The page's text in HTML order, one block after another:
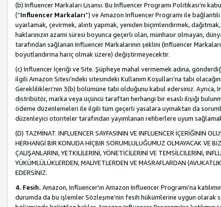
(b) Influencer Markaları Lisansı. Bu Influencer Programı Politikası’nı
(“Influencer Markaları”) ve Amazon Influencer Programı ile
uyarlamak, çevirmek, alıntı yapmak, yeniden biçimlendirmek,
haklarınızın azami süresi boyunca geçerli olan, münhasır olmayan,
tarafından sağlanan Influencer Markalarının şeklini (Influencer
boyutlandırma hariç olmak üzere) değiştirmeyecektir.
(c) Influencer İçeriği ve Site. Şüpheye mahal vermemek adına,
ilgili Amazon Sitesi’ndeki sitesindeki Kullanım Koşulları’na tabi
Gereklilikleri’nin 3(b) bölümüne tabi olduğunu kabul edersiniz. Ayrıca,
distribütör, marka veya üçüncü taraftan herhangi bir esaslı ilişiği
ödeme düzenlemeleri ile ilgili tüm geçerli yasalara uymaktan da
düzenleyici otoriteler tarafından yayımlanan rehberlere uyum
(D) TAZMİNAT. INFLUENCER SAYFASININ VE INFLUENCER İÇERİĞİNİN
HERHANGİ BİR KONUDA HİÇBİR SORUMLULUĞUMUZ OLMAYACAK VE
ÇALIŞANLARINI, YETKİLİLERİNİ, YÖNETİCİLERİNİ VE TEMSİLCİLERİNİ,
YÜKÜMLÜLÜKLERDEN, MALİYETLERDEN VE MASRAFLARDAN
EDERSİNİZ.
4. Fesih. Amazon, Influencer'ın Amazon Influencer Programı'na
durumda da bu işlemler Sözleşme’nin fesih hükümlerine uygun olarak